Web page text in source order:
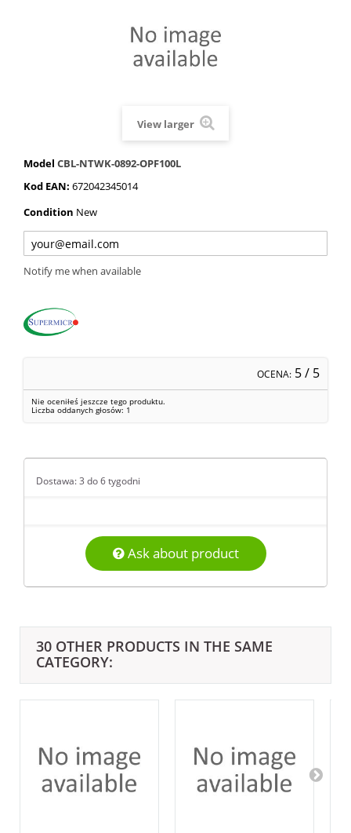
View larger
Model CBL-NTWK-0892-OPF100L
Kod EAN: 672042345014
Condition New
Notify me when available
OCENA: 5/ 5
Nie oceniłeś jeszcze tego produktu.
Liczba oddanych głosów: 1
Dostawa: 3 do 6 tygodni
Ask about product
30 OTHER PRODUCTS IN THE SAME
CATEGORY: